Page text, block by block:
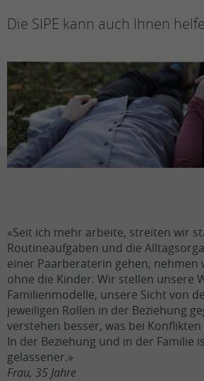
Die SIPE kann auch Ihnen
«Seit ich mehr arbeite, streiten wir
Routineaufgaben und die
einer Paarberaterin gehen, nehmen
ohne die Kinder. Wir stellen unsere
Familienmodelle, unsere Sicht von
jeweiligen Rollen in der Beziehung
verstehen besser, was bei
In der Beziehung und in der Familie
gelassener.»
Frau, 35 Jahre